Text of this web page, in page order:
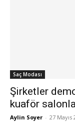
Saç Modası
Şirketler
kuaför
Aylin Soyer - 27 Mayıs